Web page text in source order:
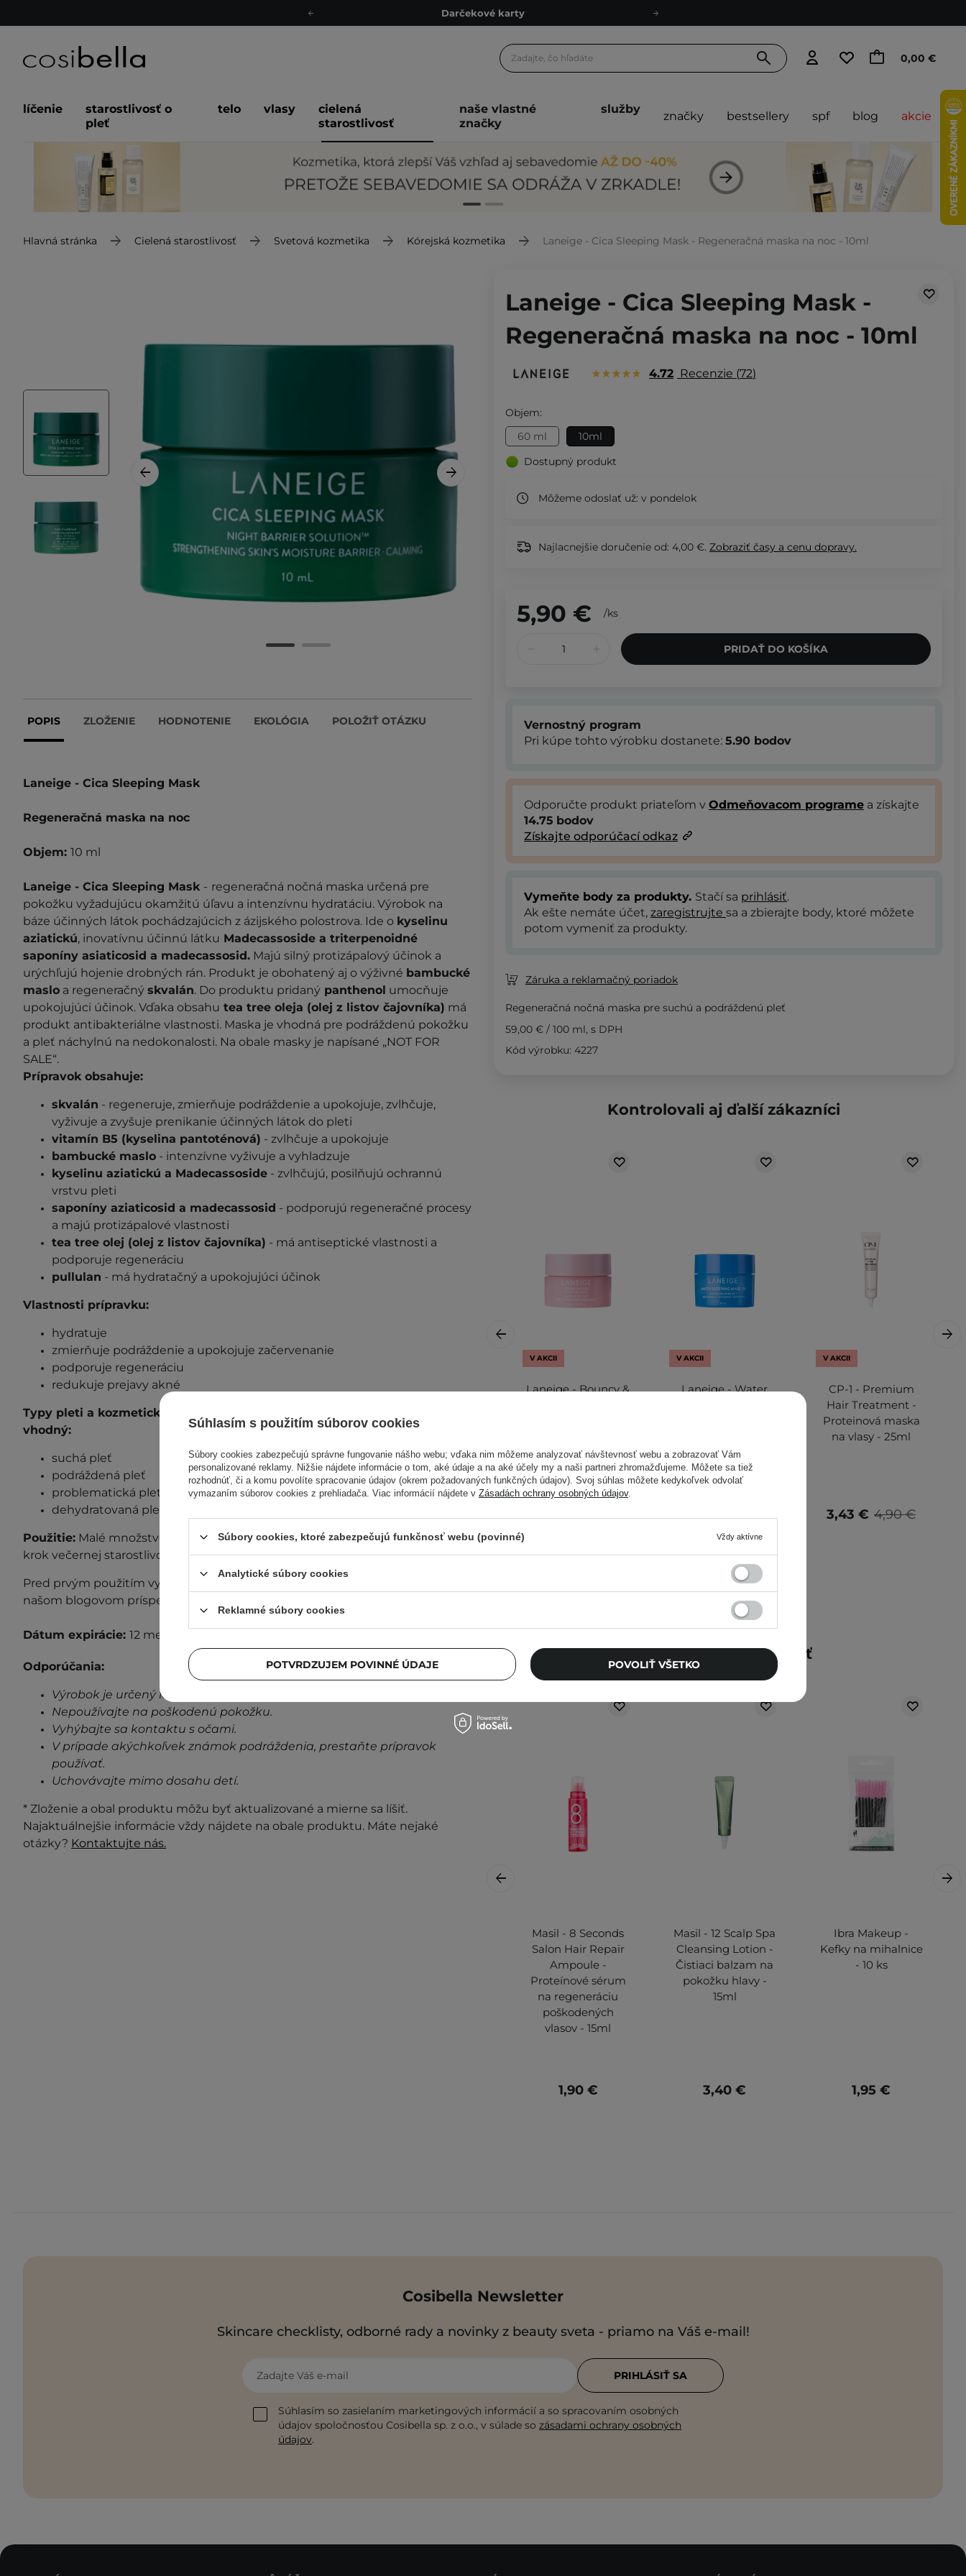
Darčekové karty
Odmeňovací program
Darčekové karty
0,00 €
líčenie
starostlivosť o
pleť
telo vlasy
cielená
starostlivosť
naše vlastné
značky
služby
značky bestsellery spf blog akcie
Hlavná stránka Cielená starostlivosť Svetová kozmetika Kórejská kozmetika Laneige - Cica Sleeping Mask - Regeneračná maska na noc - 10ml
POPIS ZLOŽENIE HODNOTENIE EKOLÓGIA POLOŽIŤ OTÁZKU
Laneige - Cica Sleeping Mask
Regeneračná maska na noc
Objem: 10 ml
Laneige - Cica Sleeping Mask - regeneračná nočná maska ​​určená pre
pokožku vyžadujúcu okamžitú úľavu a intenzívnu hydratáciu. Výrobok na
báze účinných látok pochádzajúcich z ázijského polostrova. Ide o kyselinu
aziatickú, inovatívnu účinnú látku Madecassoside a triterpenoidné
saponíny asiaticosid a madecassosid. Majú silný protizápalový účinok a
urýchľujú hojenie drobných rán. Produkt je obohatený aj o výživné bambucké
maslo a regeneračný skvalán. Do produktu pridaný panthenol umocňuje
upokojujúci účinok. Vďaka obsahu tea tree oleja (olej z listov čajovníka) má
produkt antibakteriálne vlastnosti. Maska je vhodná pre podráždenú pokožku
a pleť náchylnú na nedokonalosti. Na obale masky je napísané „NOT FOR
SALE“.
Prípravok obsahuje:
skvalán - regeneruje, zmierňuje podráždenie a upokojuje, zvlhčuje,
vyživuje a zvyšuje prenikanie účinných látok do pleti
vitamín B5 (kyselina pantoténová) - zvlhčuje a upokojuje
bambucké maslo - intenzívne vyživuje a vyhladzuje
kyselinu aziatickú a Madecassoside - zvlhčujú, posilňujú ochrannú
vrstvu pleti
saponíny aziaticosid a madecassosid - podporujú regeneračné procesy
a majú protizápalové vlastnosti
tea tree olej (olej z listov čajovníka) - má antiseptické vlastnosti a
podporuje regeneráciu
pullulan - má hydratačný a upokojujúci účinok
Vlastnosti prípravku:
hydratuje
zmierňuje podráždenie a upokojuje začervenanie
podporuje regeneráciu
redukuje prejavy akné
Typy pleti a kozmetické nedokonalosti, pre ktoré môže byť tento výrobok
vhodný:
suchá pleť
podráždená pleť
problematická pleť so sklonom k ​​akné
dehydratovaná pleť
Použitie: Malé množstvo masky naneste na tvár, krk a dekolt ako posledný
krok večernej starostlivosti. Nevyžaduje oplachovaniez
Pred prvým použitím vykonajte test znášanlivosti. Ďalšie informácie nájdete v
našom blogovom príspevku "
Dátum expirácie: 12 mesiacov po otvorení.
Odporúčania:
Výrobok je určený len na vonkajšie použitie.
Nepoužívajte na poškodenú pokožku.
Vyhýbajte sa kontaktu s očami.
V prípade akýchkoľvek známok podráždenia, prestaňte prípravok
používať.
Uchovávajte mimo dosahu detí.
* Zloženie a obal produktu môžu byť aktualizované a mierne sa líšiť.
Najaktuálnejšie informácie vždy nájdete na obale produktu. Máte nejaké
otázky? Kontaktujte nás.
Laneige - Cica Sleeping Mask -
Regeneračná maska na noc - 10ml
4.72 Recenzie 72
Objem:
60 ml
10ml
Dostupný produkt
Môžeme odoslať už: v pondelok
Najlacnejšie doručenie od: 4,00 €. Zobraziť časy a cenu dopravy.
5,90 € /ks
PRIDAŤ DO KOŠÍKA
Vernostný program
Pri kúpe tohto výrobku dostanete: 5.90 bodov
Odporučte produkt priateľom v Odmeňovacom programe a získajte
14.75 bodov
Získajte odporúčací odkaz
Vymeňte body za produkty. Stačí sa prihlásiť.
Ak ešte nemáte účet, zaregistrujte sa a zbierajte body, ktoré môžete
potom vymeniť za produkty.
Záruka a reklamačný poriadok
Regeneračná nočná maska pre suchú a podráždenú pleť
59,00 € / 100 ml, s DPH
Kód výrobku: 4227
Kontrolovali aj ďalší zákazníci
V AKCII
Laneige - Bouncy &
maska - 10 ml
8,40 €
5,04 €
V AKCII
Laneige - Water
- 15ml
7,50 €
3,54 €
V AKCII
CP-1 - Premium
Hair Treatment -
Proteinová maska
na vlasy - 25ml
4,90 €
3,43 €
Mohlo by vás zaujímať
Masil - 8 Seconds
Salon Hair Repair
Ampoule -
Proteínové sérum
na regeneráciu
poškodených
vlasov - 15ml
1,90 €
Masil - 12 Scalp Spa
Cleansing Lotion -
Čistiaci balzam na
pokožku hlavy -
15ml
3,40 €
Ibra Makeup -
Kefky na mihalnice
- 10 ks
1,95 €
Cosibella Newsletter
Skincare checklisty, odborné rady a novinky z beauty sveta - priamo na Váš e-mail!
Zadajte Váš e-mail
Súhlasím so zasielaním marketingových informácií a so spracovaním osobných
údajov spoločnosťou Cosibella sp. z o.o., v súlade so zásadami ochrany osobných
údajov.
PRIHLÁSIŤ SA
Súhlasím s použitím súborov cookies
Súbory cookies zabezpečujú správne fungovanie nášho webu; vďaka nim môžeme analyzovať návštevnosť webu a zobrazovať Vám
personalizované reklamy. Nižšie nájdete informácie o tom, aké údaje a na aké účely my a naši partneri zhromažďujeme. Môžete sa tiež
rozhodnúť, či a komu povolíte spracovanie údajov (okrem požadovaných funkčných údajov). Svoj súhlas môžete kedykoľvek odvolať
vymazaním súborov cookies z prehliadača. Viac informácií nájdete v Zásadách ochrany osobných údajov.
Súbory cookies, ktoré zabezpečujú funkčnosť webu (povinné) Vždy aktívne
Analytické súbory cookies
Reklamné súbory cookies
POTVRDZUJEM POVINNÉ ÚDAJE POVOLIŤ VŠETKO